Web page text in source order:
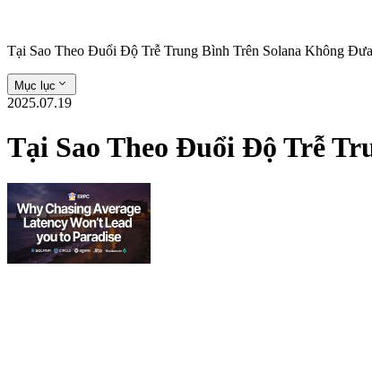
Tại Sao Theo Đuổi Độ Trễ Trung Bình Trên Solana Không
Mục lục
2025.07.19
Tại Sao Theo Đuổi Độ Trễ